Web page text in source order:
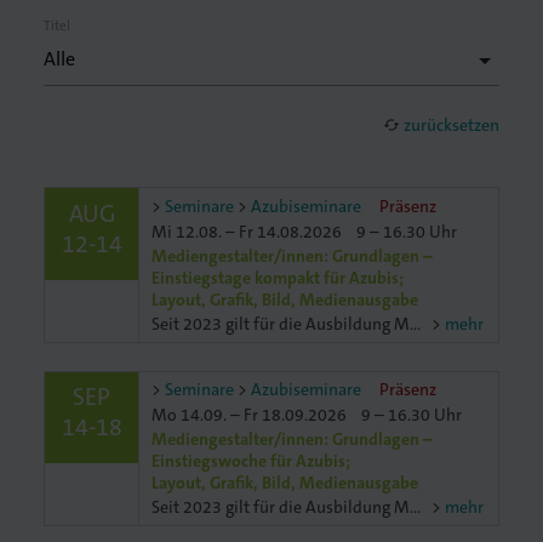
Gedruckt.
Titel
cached zurücksetzen
AUG
12-14
Seminare Azubiseminare
Präsenz
Mi 12.08. – Fr 14.08.2026
9 – 16.30 Uhr
Mediengestalter/innen: Grundlagen –
Einstiegstage kompakt für Azubis;
Layout, Grafik, Bild, Medienausgabe
Seit 2023 gilt für die Ausbildung Mediengestaltung die neue Ausbildungsverordung. Die Ausbildungsverordnung unterscheidet vier Fachrichtungen: Printmedien, Digitalmedien, Projektmanagement, Designkonkonzeption
mehr
SEP
14-18
Seminare Azubiseminare
Präsenz
Mo 14.09. – Fr 18.09.2026
9 – 16.30 Uhr
Mediengestalter/innen: Grundlagen –
Einstiegswoche für Azubis;
Layout, Grafik, Bild, Medienausgabe
Seit 2023 gilt für die Ausbildung Mediengestaltung die neue Ausbildungsverordung. Die Ausbildungsverordnung unterscheidet vier Fachrichtungen: Printmedien, Digitalmedien, Projektmanagement, Designkonkonzeption
mehr